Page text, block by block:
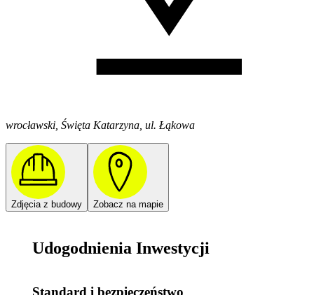
wrocławski, Święta Katarzyna, ul. Łąkowa
Zdjęcia z budowy Zobacz na mapie
Udogodnienia Inwestycji
Standard i bezpieczeństwo